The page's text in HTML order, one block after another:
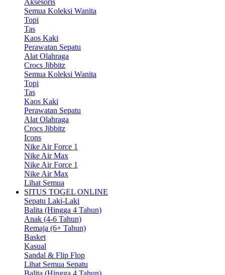
Aksesoris
Semua Koleksi Wanita
Topi
Tas
Kaos Kaki
Perawatan Sepatu
Alat Olahraga
Crocs Jibbitz
Semua Koleksi Wanita
Topi
Tas
Kaos Kaki
Perawatan Sepatu
Alat Olahraga
Crocs Jibbitz
Icons
Nike Air Force 1
Nike Air Max
Nike Air Force 1
Nike Air Max
Lihat Semua
SITUS TOGEL ONLINE
Sepatu Laki-Laki
Balita (Hingga 4 Tahun)
Anak (4-6 Tahun)
Remaja (6+ Tahun)
Basket
Kasual
Sandal & Flip Flop
Lihat Semua Sepatu